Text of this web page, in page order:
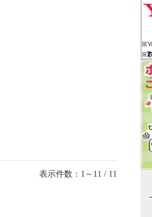
表示件数：1～11 / 11